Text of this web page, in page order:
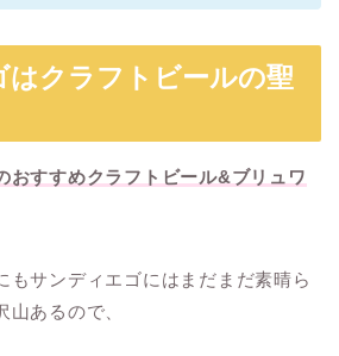
はクラフトビールの聖
おすすめクラフトビール&ブリュワ
もサンディエゴにはまだまだ素晴ら
山あるので、